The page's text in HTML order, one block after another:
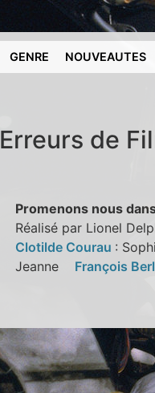
GENRE NOUVEAUTES
Erreurs de
Promenons nous
Réalisé par Lionel
Clotilde Courau :
Jeanne François